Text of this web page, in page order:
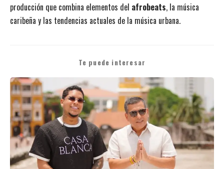
producción que combina elementos del afrobeats, la música
caribeña y las tendencias actuales de la música urbana.
Te puede interesar